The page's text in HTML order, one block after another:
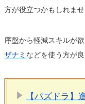
方が役立つかもしれませ
序盤から軽減スキルが
ザナミ などを使う方が良
【パズドラ】